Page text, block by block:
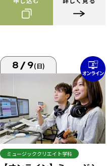
8/9(日)
ミュージッククリエイト学科